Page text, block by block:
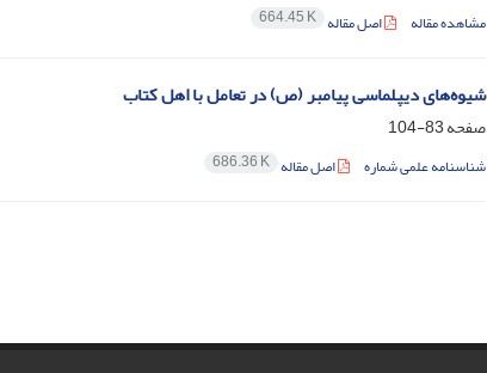
مشاهده مقاله اصل مقاله 664.45 K
شیوه‌های دیپلماسی پیامبر (ص) در تعامل با اهل کتاب
صفحه83-104
شناسنامه علمی شماره اصل مقاله 686.36 K